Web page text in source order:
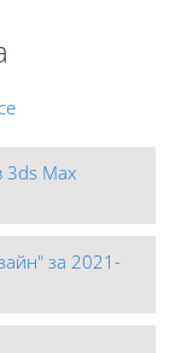
3ds Max
за 2021-